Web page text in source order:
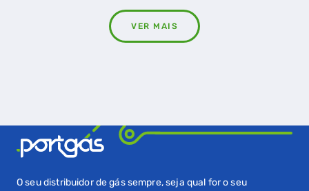
VER MAIS
O seu distribuidor de gás sempre, seja qual for o seu